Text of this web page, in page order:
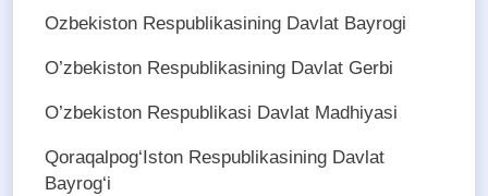
Ozbekiston Respublikаsining Dаvlаt Bаyrogi
O’zbekiston Respublikasining Davlat Gerbi
O’zbekiston Respublikasi Davlat Madhiyasi
Qoraqalpog‘Iston Respublikasining Davlat
Bayrog‘i